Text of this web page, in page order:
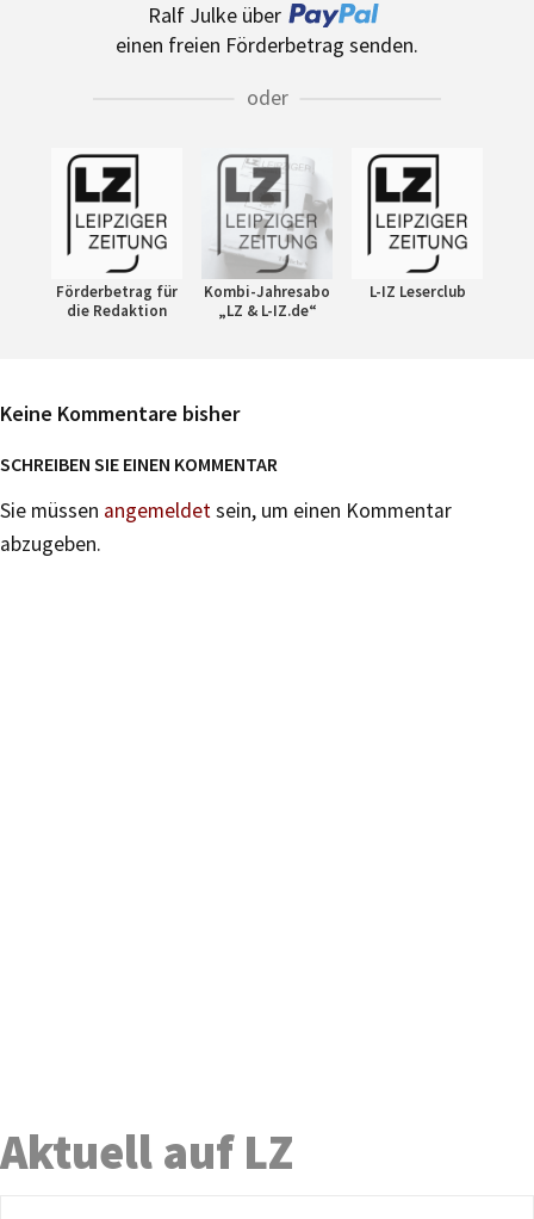
Ralf Julke über
einen freien Förderbetrag senden.
oder
Förderbetrag für
die Redaktion
Kombi-Jahresabo
„LZ & L-IZ.de“
L-IZ Leserclub
Keine Kommentare bisher
SCHREIBEN SIE EINEN KOMMENTAR
Sie müssen angemeldetsein, um einen Kommentar
abzugeben.
Aktuell auf LZ